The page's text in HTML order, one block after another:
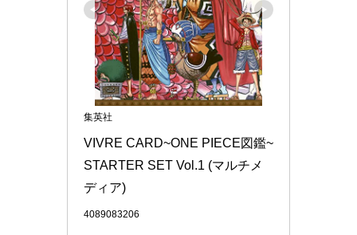
集英社
VIVRE CARD~ONE PIECE図鑑~
STARTER SET Vol.1 (マルチメ
ディア)
4089083206